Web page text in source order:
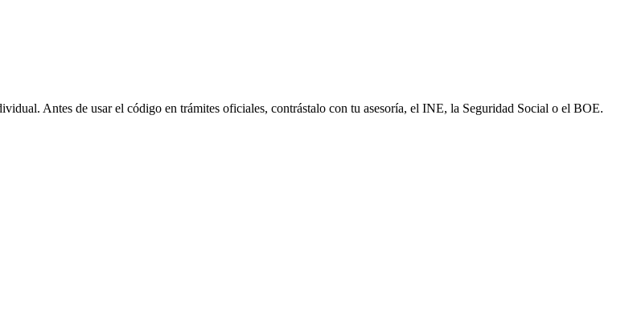
Antes de usar el código en trámites oficiales, contrástalo con tu asesoría, el INE, la Seguridad Social o el BOE.